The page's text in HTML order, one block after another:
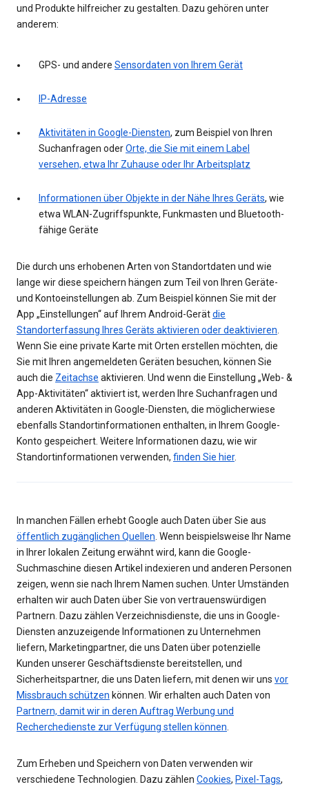
und Produkte hilfreicher zu gestalten. Dazu gehören unter
anderem:
GPS- und andere Sensordaten von Ihrem Gerät
IP-Adresse
Aktivitäten in Google-Diensten, zum Beispiel von Ihren
Suchanfragen oderOrte, die Sie mit einem Label
versehen, etwa Ihr Zuhause oder Ihr Arbeitsplatz
Informationen über Objekte in der Nähe Ihres Geräts, wie
etwa WLAN-Zugriffspunkte, Funkmasten und Bluetooth-
fähige Geräte
Die durch uns erhobenen Arten von Standortdaten und wie
lange wir diese speichern hängen zum Teil von Ihren Geräte-
und Kontoeinstellungen ab. Zum Beispiel können Sie mit der
App „Einstellungen“ auf Ihrem Android-Gerätdie
Standorterfassung Ihres Geräts aktivieren oder deaktivieren
Wenn Sie eine private Karte mit Orten erstellen möchten, die
Sie mit Ihren angemeldeten Geräten besuchen, können Sie
auch die Zeitachse aktivieren. Und wenn die Einstellung „Web- &
App-Aktivitäten“ aktiviert ist, werden Ihre Suchanfragen und
anderen Aktivitäten in Google-Diensten, die möglicherwiese
ebenfalls Standortinformationen enthalten, in Ihrem Google-
Konto gespeichert. Weitere Informationen dazu, wie wir
Standortinformationen verwenden, finden Sie hier.
In manchen Fällen erhebt Google auch Daten über Sie aus
öffentlich zugänglichen Quellen . Wenn beispielsweise Ihr Name
in Ihrer lokalen Zeitung erwähnt wird, kann die Google-
Suchmaschine diesen Artikel indexieren und anderen Personen
zeigen, wenn sie nach Ihrem Namen suchen. Unter Umständen
erhalten wir auch Daten über Sie von vertrauenswürdigen
Partnern. Dazu zählen Verzeichnisdienste, die uns in Google-
Diensten anzuzeigende Informationen zu Unternehmen
liefern, Marketingpartner, die uns Daten über potenzielle
Kunden unserer Geschäftsdienste bereitstellen, und
Sicherheitspartner, die uns Daten liefern, mit denen wir uns vor
Missbrauch schützen können. Wir erhalten auch Daten von
Partnern, damit wir in deren Auftrag Werbung und
Recherchedienste zur Verfügung stellen können
Zum Erheben und Speichern von Daten verwenden wir
verschiedene Technologien. Dazu zählen Cookies, Pixel-Tags,